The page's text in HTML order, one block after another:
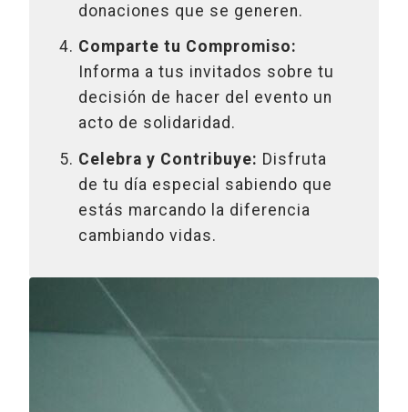
donaciones que se generen.
Comparte tu Compromiso:
Informa a tus invitados sobre tu
decisión de hacer del evento un
acto de solidaridad.
Celebra y Contribuye: Disfruta
de tu día especial sabiendo que
estás marcando la diferencia
cambiando vidas.